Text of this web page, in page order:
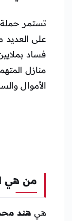
تستمر حملة
على العديد
فساد
منازل
الأموال
من هي
هي هند